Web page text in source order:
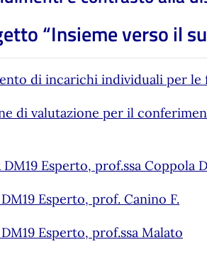
“Insieme verso il
di incarichi individuali per
di valutazione per il
Esperto, prof.ssa Coppola
Esperto, prof. Canino F.
Esperto, prof.ssa Malato